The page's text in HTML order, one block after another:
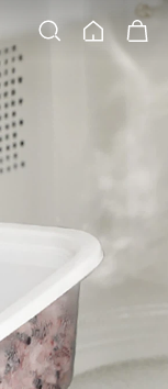
장바구니